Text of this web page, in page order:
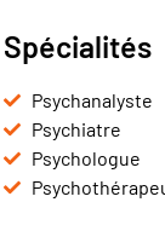
Spécialités
Psychanalyste
Psychiatre
Psychologue